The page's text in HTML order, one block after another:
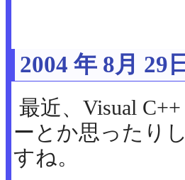
2004 年 8月 29
最近、Visual
ーとか思ったり
すね。